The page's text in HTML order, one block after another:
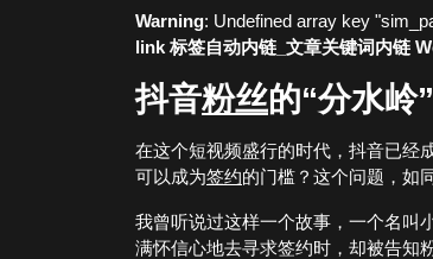
Warning: Undefined array key
link 标签自动内链_文章关键词内链
抖音粉丝的“分水岭
在这个短视频盛行的时代，抖音已经
可以成为签约的门槛？这个问题，如
我曾听说过这样一个故事，一个名叫
满怀信心地去寻求签约时，却被告知